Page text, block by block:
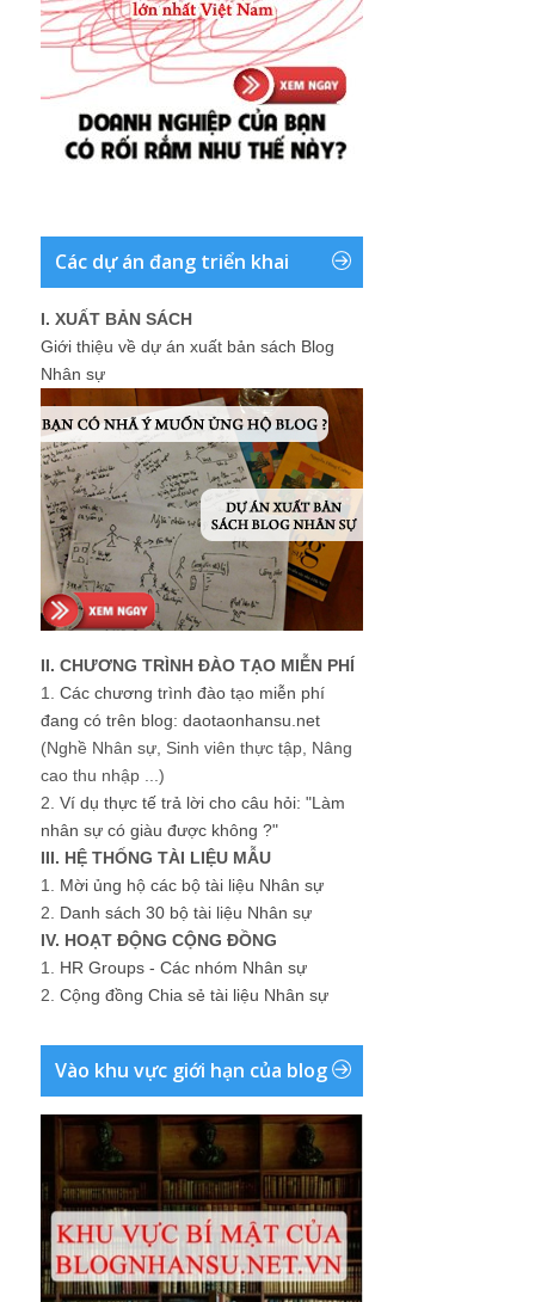
Các dự án đang triển khai
I. XUẤT BẢN SÁCH
Giới thiệu về dự án xuất bản sách Blog
Nhân sự
II. CHƯƠNG TRÌNH ĐÀO TẠO MIỄN PHÍ
1. Các chương trình đào tạo miễn phí
đang có trên blog: daotaonhansu.net
(Nghề Nhân sự, Sinh viên thực tập, Nâng
cao thu nhập ...)
2. Ví dụ thực tế trả lời cho câu hỏi: "Làm
nhân sự có giàu được không ?"
III. HỆ THỐNG TÀI LIỆU MẪU
1. Mời ủng hộ các bộ tài liệu Nhân sự
2. Danh sách 30 bộ tài liệu Nhân sự
IV. HOẠT ĐỘNG CỘNG ĐỒNG
1. HR Groups - Các nhóm Nhân sự
2. Cộng đồng Chia sẻ tài liệu Nhân sự
Vào khu vực giới hạn của blog